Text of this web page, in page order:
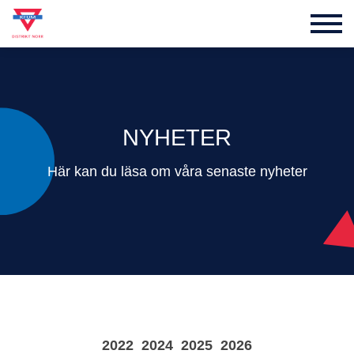
NYHETER
Här kan du läsa om våra senaste nyheter
2026
2025
2024
2022